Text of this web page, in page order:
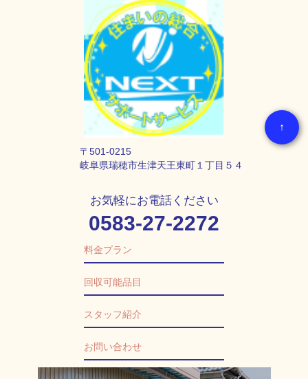
↑
〒501-0215
岐阜県瑞穂市生津天王東町１丁目５４
お気軽にお電話ください
0583-27-2272
料金プラン
回収可能品目
スタッフ紹介
お問い合わせ